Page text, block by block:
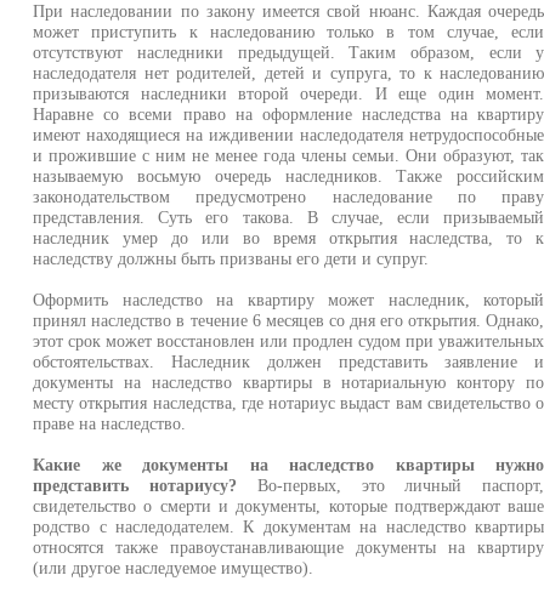
При наследовании по закону имеется свой нюанс. Каждая очередь
может приступить к наследованию только в том случае, если
отсутствуют наследники предыдущей. Таким образом, если у
наследодателя нет родителей, детей и супруга, то к наследованию
призываются наследники второй очереди. И еще один момент.
Наравне со всеми право на оформление наследства на квартиру
имеют находящиеся на иждивении наследодателя нетрудоспособные
и прожившие с ним не менее года члены семьи. Они образуют, так
называемую восьмую очередь наследников. Также российским
законодательством предусмотрено наследование по праву
представления. Суть его такова. В случае, если призываемый
наследник умер до или во время открытия наследства, то к
наследству должны быть призваны его дети и супруг.
Оформить наследство на квартиру может наследник, который
принял наследство в течение 6 месяцев со дня его открытия. Однако,
этот срок может восстановлен или продлен судом при уважительных
обстоятельствах. Наследник должен представить заявление и
документы на наследство квартиры в нотариальную контору по
месту открытия наследства, где нотариус выдаст вам свидетельство о
праве на наследство.
Какие же документы на наследство квартиры нужно
представить нотариусу? Во-первых, это личный паспорт,
свидетельство о смерти и документы, которые подтверждают ваше
родство с наследодателем. К документам на наследство квартиры
относятся также правоустанавливающие документы на квартиру
(или другое наследуемое имущество).